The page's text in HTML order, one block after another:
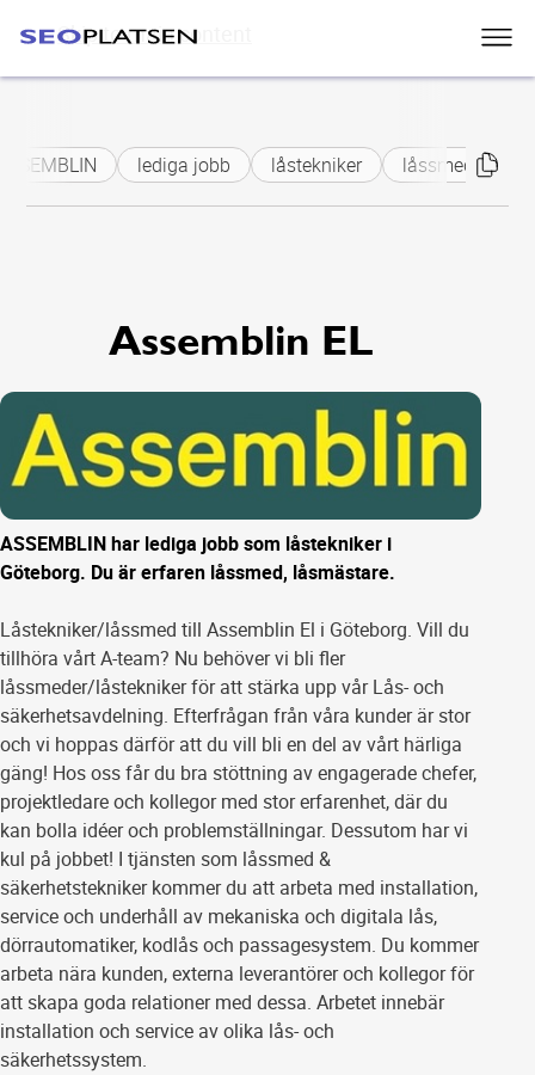
Skip to main content
lediga jobb låstekniker låssmed
Assemblin EL
ASSEMBLIN har lediga jobb som låstekniker i
Göteborg. Du är erfaren låssmed, låsmästare.
Låstekniker/låssmed till Assemblin El i Göteborg. Vill du
tillhöra vårt A-team? Nu behöver vi bli fler
låssmeder/låstekniker för att stärka upp vår Lås- och
säkerhetsavdelning. Efterfrågan från våra kunder är stor
och vi hoppas därför att du vill bli en del av vårt härliga
gäng! Hos oss får du bra stöttning av engagerade chefer,
projektledare och kollegor med stor erfarenhet, där du
kan bolla idéer och problemställningar. Dessutom har vi
kul på jobbet! I tjänsten som låssmed &
säkerhetstekniker kommer du att arbeta med installation,
service och underhåll av mekaniska och digitala lås,
dörrautomatiker, kodlås och passagesystem. Du kommer
arbeta nära kunden, externa leverantörer och kollegor för
att skapa goda relationer med dessa. Arbetet innebär
installation och service av olika lås- och
säkerhetssystem.